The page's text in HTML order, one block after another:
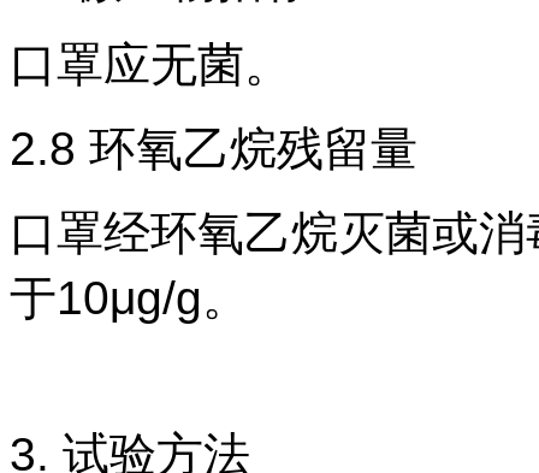
口罩应无菌。
2.8 环氧乙烷残留量
口罩经环氧乙烷灭菌或消
于10μg/g。
3. 试验方法